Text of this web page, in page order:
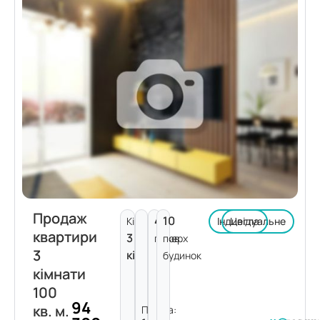
Продаж
квартири
3
кімнати
100
кв. м. 94
Кімнат:
3
кімнати
Площа:
4
поверх
10
пов.
будинок
Індивідуальне
Цегла